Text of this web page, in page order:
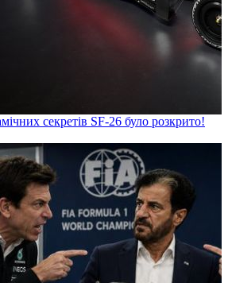
секретів SF-26 було розкрито!